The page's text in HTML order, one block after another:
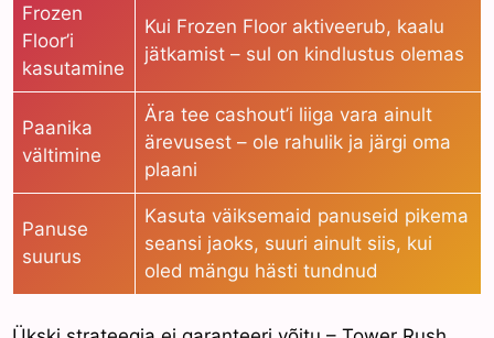
Frozen
Floor’i
kasutamine
Kui Frozen Floor aktiveerub, kaalu
jätkamist – sul on kindlustus olemas
Paanika
vältimine
Ära tee cashout’i liiga vara ainult
ärevusest – ole rahulik ja järgi oma
plaani
Panuse
suurus
Kasuta väiksemaid panuseid pikema
seansi jaoks, suuri ainult siis, kui
oled mängu hästi tundnud